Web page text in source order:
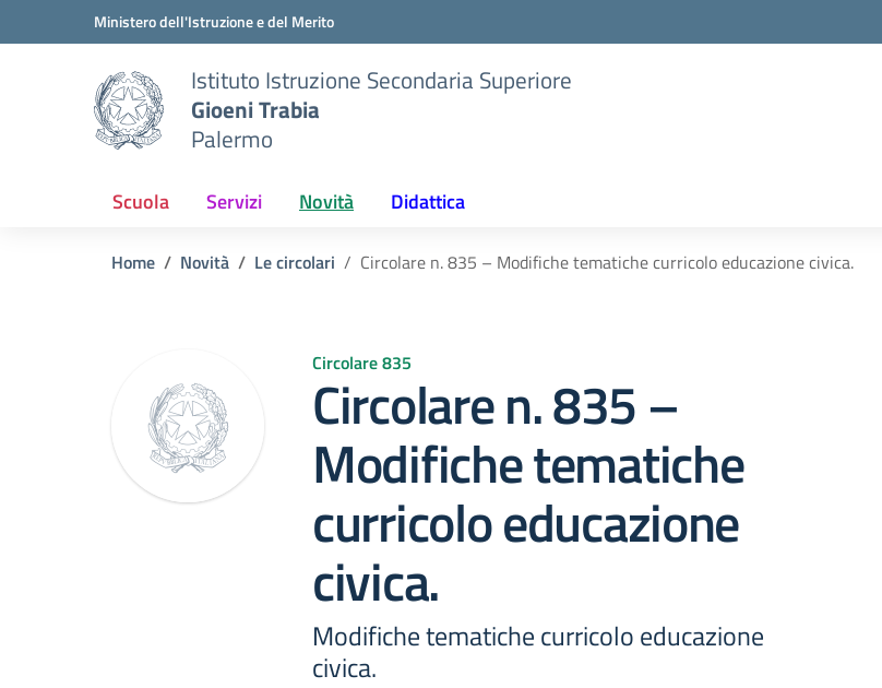
Vai ai contenuti
Vai al menu di navigazioneMinistero dell'Istruzione e del Merito
Istituto Istruzione Secondaria Superiore
Gioeni Trabia
Palermo
Scuola Servizi Novità Didattica
Home Novità Le circolari Circolare n. 835 – Modifiche tematiche curricolo educazione civica.
Circolare 835
Circolare n. 835 –
Modifiche tematiche
curricolo educazione
civica.
Modifiche tematiche curricolo educazione
civica.